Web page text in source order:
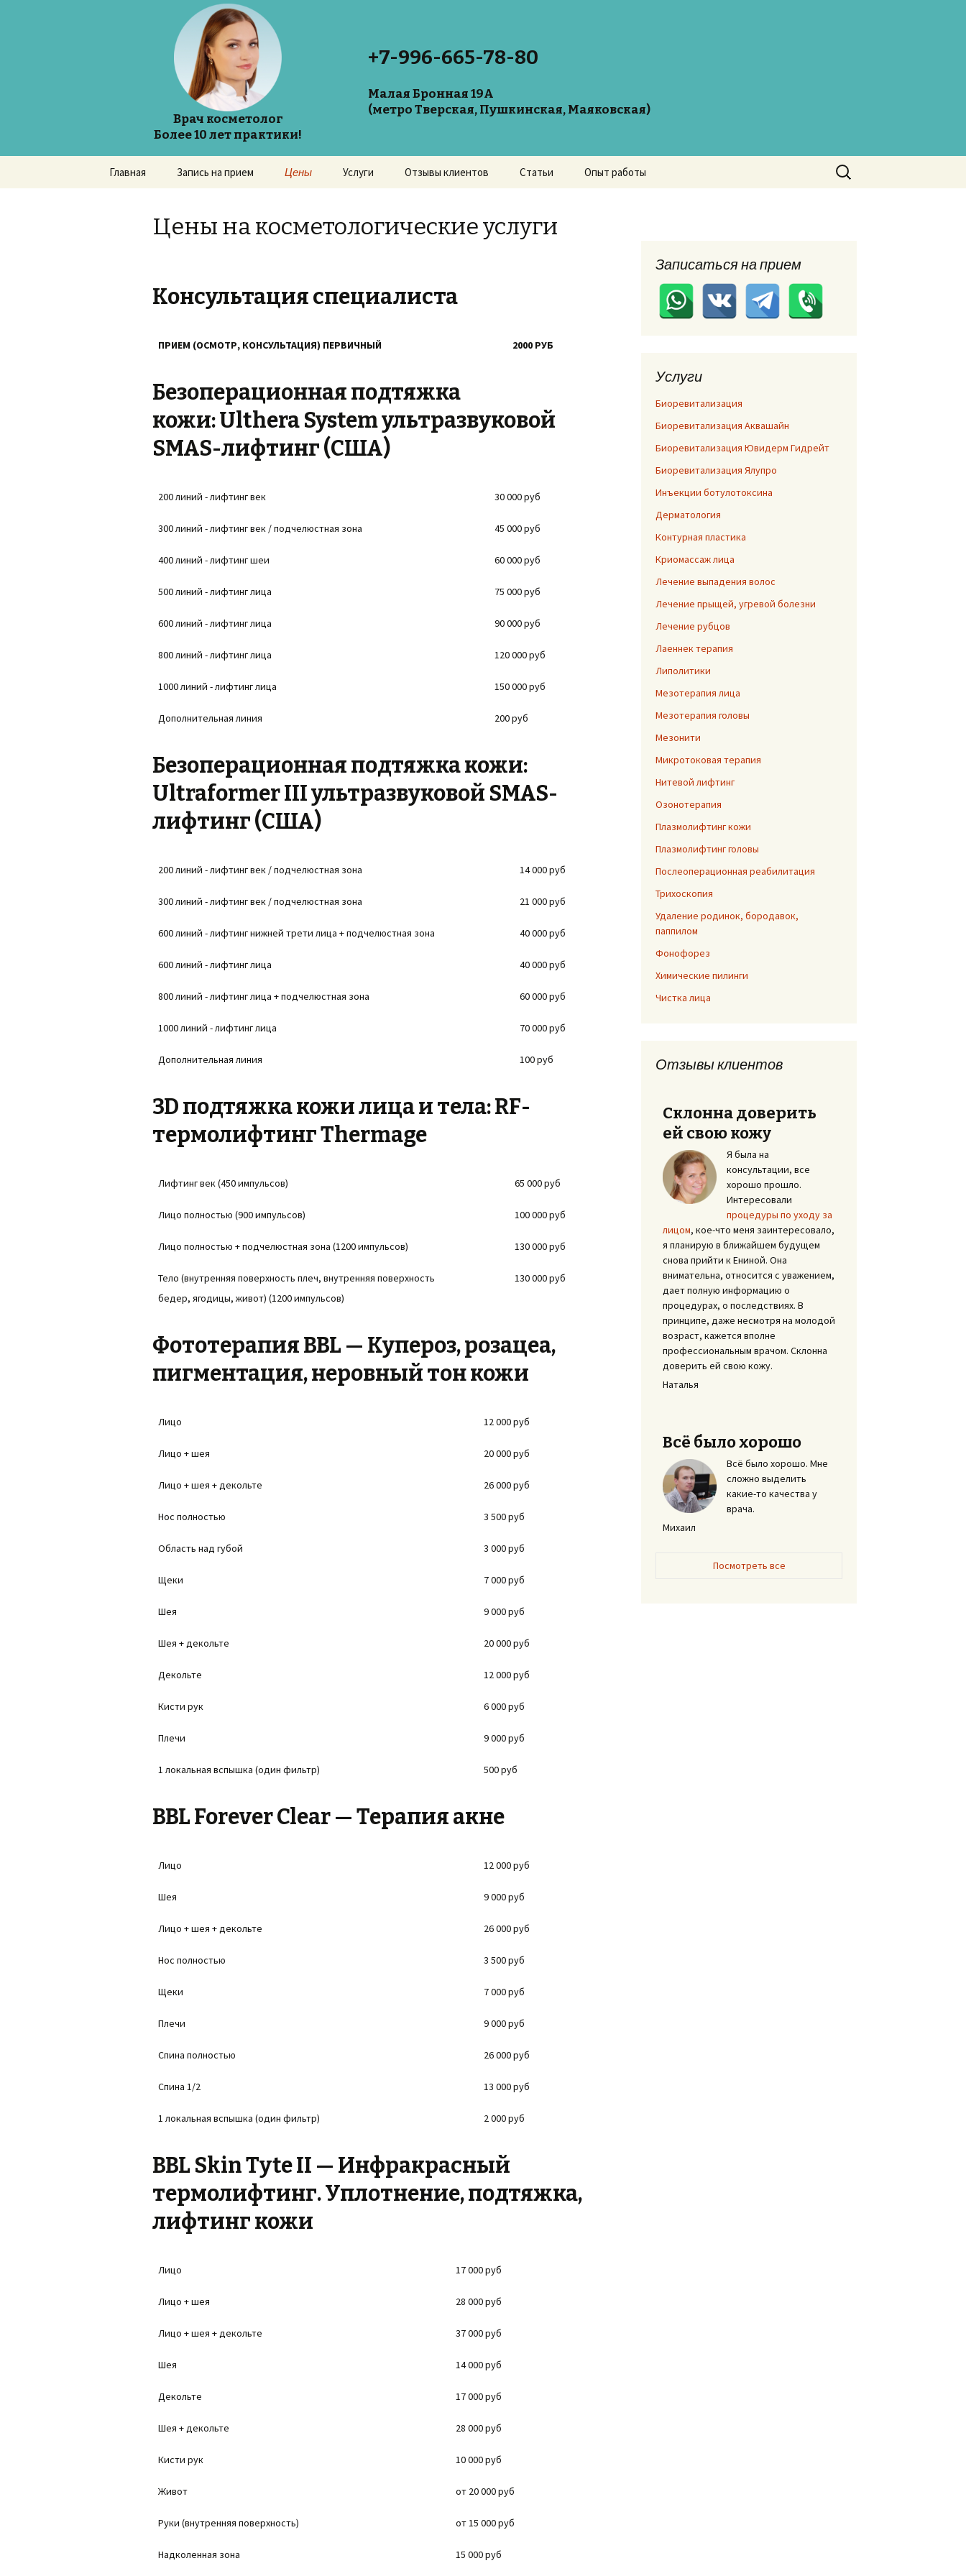
Врач косметолог
Более 10 лет практики!
+7-996-665-78-80
Малая Бронная 19А
(метро Тверская, Пушкинская, Маяковская)
Главная Запись на прием Цены Услуги Отзывы клиентов Статьи Опыт работы
Найти:
Цены на косметологические услуги
Консультация специалиста
ПРИЕМ (ОСМОТР, КОНСУЛЬТАЦИЯ) ПЕРВИЧНЫЙ 2000 РУБ
Безоперационная подтяжка
кожи: Ulthera System ультразвуковой
SMAS-лифтинг (США)
200 линий - лифтинг век 30 000 руб
300 линий - лифтинг век / подчелюстная зона 45 000 руб
400 линий - лифтинг шеи 60 000 руб
500 линий - лифтинг лица 75 000 руб
600 линий - лифтинг лица 90 000 руб
800 линий - лифтинг лица 120 000 руб
1000 линий - лифтинг лица 150 000 руб
Дополнительная линия 200 руб
Безоперационная подтяжка кожи:
Ultraformer III ультразвуковой SMAS-
лифтинг (США)
200 линий - лифтинг век / подчелюстная зона 14 000 руб
300 линий - лифтинг век / подчелюстная зона 21 000 руб
600 линий - лифтинг нижней трети лица + подчелюстная зона 40 000 руб
600 линий - лифтинг лица 40 000 руб
800 линий - лифтинг лица + подчелюстная зона 60 000 руб
1000 линий - лифтинг лица 70 000 руб
Дополнительная линия 100 руб
3D подтяжка кожи лица и тела: RF-
термолифтинг Thermage
Лифтинг век (450 импульсов) 65 000 руб
Лицо полностью (900 импульсов) 100 000 руб
Лицо полностью + подчелюстная зона (1200 импульсов) 130 000 руб
Тело (внутренняя поверхность плеч, внутренняя поверхность
бедер, ягодицы, живот) (1200 импульсов)
130 000 руб
Фототерапия BBL — Купероз, розацеа,
пигментация, неровный тон кожи
Лицо 12 000 руб
Лицо + шея 20 000 руб
Лицо + шея + декольте 26 000 руб
Нос полностью 3 500 руб
Область над губой 3 000 руб
Щеки 7 000 руб
Шея 9 000 руб
Шея + декольте 20 000 руб
Декольте 12 000 руб
Кисти рук 6 000 руб
Плечи 9 000 руб
1 локальная вспышка (один фильтр) 500 руб
BBL Forever Clear — Терапия акне
Лицо 12 000 руб
Шея 9 000 руб
Лицо + шея + декольте 26 000 руб
Нос полностью 3 500 руб
Щеки 7 000 руб
Плечи 9 000 руб
Спина полностью 26 000 руб
Спина 1/2 13 000 руб
1 локальная вспышка (один фильтр) 2 000 руб
BBL Skin Tyte II — Инфракрасный
термолифтинг. Уплотнение, подтяжка,
лифтинг кожи
Лицо 17 000 руб
Лицо + шея 28 000 руб
Лицо + шея + декольте 37 000 руб
Шея 14 000 руб
Декольте 17 000 руб
Шея + декольте 28 000 руб
Кисти рук 10 000 руб
Живот от 20 000 руб
Руки (внутренняя поверхность) от 15 000 руб
Надколенная зона 15 000 руб
Записаться на прием
Услуги
Биоревитализация
Биоревитализация Аквашайн
Биоревитализация Ювидерм Гидрейт
Биоревитализация Ялупро
Инъекции ботулотоксина
Дерматология
Контурная пластика
Криомассаж лица
Лечение выпадения волос
Лечение прыщей, угревой болезни
Лечение рубцов
Лаеннек терапия
Липолитики
Мезотерапия лица
Мезотерапия головы
Мезонити
Микротоковая терапия
Нитевой лифтинг
Озонотерапия
Плазмолифтинг кожи
Плазмолифтинг головы
Послеоперационная реабилитация
Трихоскопия
Удаление родинок, бородавок,
паппилом
Фонофорез
Химические пилинги
Чистка лица
Отзывы клиентов
Склонна доверить
ей свою кожу
Я была на
консультации, все
хорошо прошло.
Интересовали
процедуры по уходу за
лицом, кое-что меня заинтересовало,
я планирую в ближайшем будущем
снова прийти к Ениной. Она
внимательна, относится с уважением,
дает полную информацию о
процедурах, о последствиях. В
принципе, даже несмотря на молодой
возраст, кажется вполне
профессиональным врачом. Склонна
доверить ей свою кожу.
Наталья
Всё было хорошо
Всё было хорошо. Мне
сложно выделить
какие-то качества у
врача.
Михаил
Посмотреть все